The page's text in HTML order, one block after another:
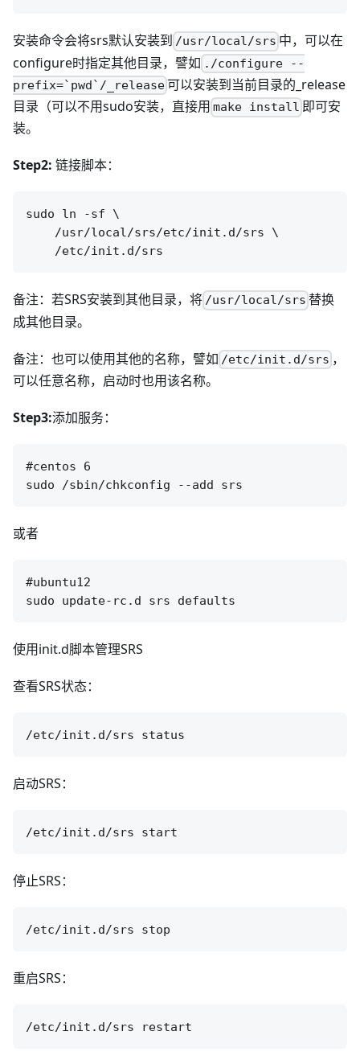
安装命令会将srs默认安装到 /usr/local/srs 中，可以在
configure时指定其他目录，譬如 ./configure --
prefix=`pwd`/_release可以安装到当前目录的_release
目录（可以不用sudo安装，直接用 make install 即可安
装。
Step2: 链接脚本：
sudo ln -sf \
    /usr/local/srs/etc/init.d/srs \
备注：若SRS安装到其他目录，将 /usr/local/srs 替换
成其他目录。
备注：也可以使用其他的名称，譬如 /etc/init.d/srs ，
可以任意名称，启动时也用该名称。
Step3:添加服务：
#centos 6
或者
#ubuntu12
使用init.d脚本管理SRS
查看SRS状态：
启动SRS：
停止SRS：
重启SRS：